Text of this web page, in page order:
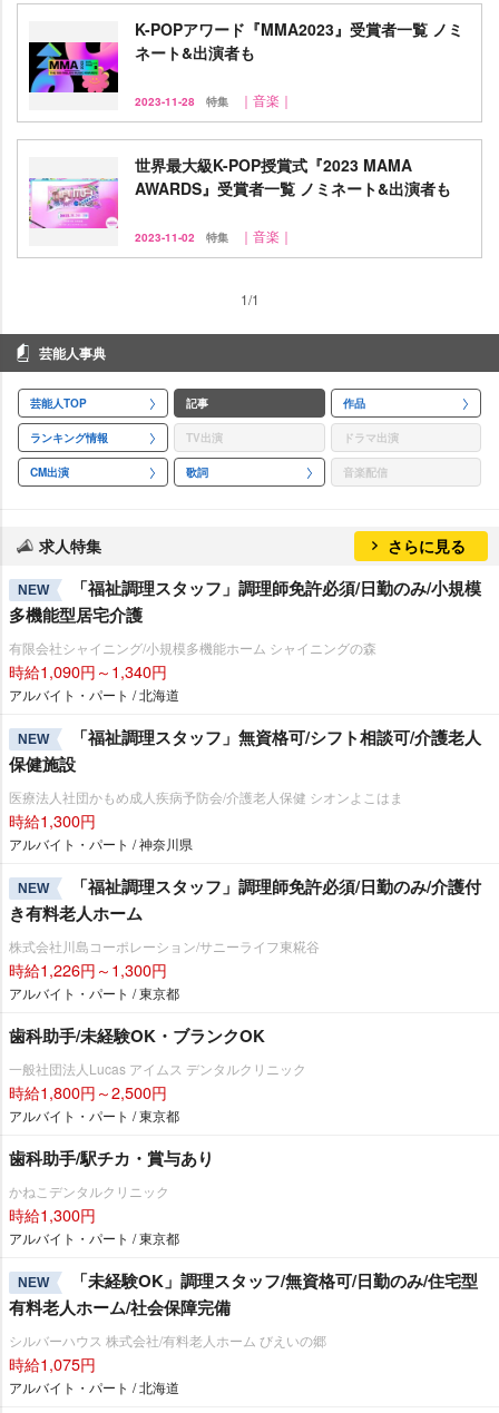
K-POPアワード『MMA2023』受賞者一覧 ノミ
ネート&出演者も
2023-11-28 特集 ｜音楽｜
世界最大級K-POP授賞式『2023 MAMA
AWARDS』受賞者一覧 ノミネート&出演者も
2023-11-02 特集 ｜音楽｜
1/1
芸能人事典
芸能人TOP 記事 作品
ランキング情報 TV出演 ドラマ出演
CM出演 歌詞 音楽配信
求人特集 さらに見る
NEW
「福祉調理スタッフ」調理師免許必須/日勤のみ/小規模
多機能型居宅介護
有限会社シャイニング/小規模多機能ホーム シャイニングの森
時給1,090円～1,340円
アルバイト・パート / 北海道
NEW
「福祉調理スタッフ」無資格可/シフト相談可/介護老人
保健施設
医療法人社団かもめ成人疾病予防会/介護老人保健 シオンよこはま
時給1,300円
アルバイト・パート / 神奈川県
NEW
「福祉調理スタッフ」調理師免許必須/日勤のみ/介護付
き有料老人ホーム
株式会社川島コーポレーション/サニーライフ東糀谷
時給1,226円～1,300円
アルバイト・パート / 東京都
歯科助手/未経験OK・ブランクOK
一般社団法人Lucas アイムス デンタルクリニック
時給1,800円～2,500円
アルバイト・パート / 東京都
歯科助手/駅チカ・賞与あり
かねこデンタルクリニック
時給1,300円
アルバイト・パート / 東京都
NEW
「未経験OK」調理スタッフ/無資格可/日勤のみ/住宅型
有料老人ホーム/社会保障完備
シルバーハウス 株式会社/有料老人ホーム びえいの郷
時給1,075円
アルバイト・パート / 北海道